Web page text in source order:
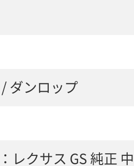
/ ダンロップ
レクサス GS 純正